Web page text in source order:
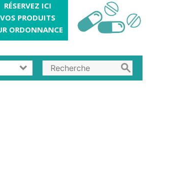
RÉSERVEZ ICI
VOS PRODUITS
ORDONNANCE